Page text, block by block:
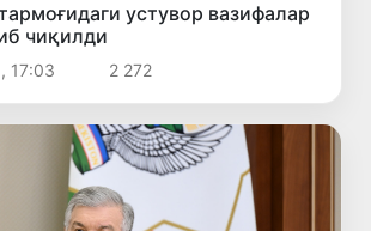
устувор вазифалар
чиқилди
17:03 2 272